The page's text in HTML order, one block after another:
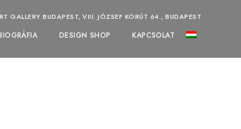
GALLERY BUDAPEST, VIII. JÓZSEF KÖRÚT 64., BUDAPEST
DESIGN SHOP KAPCSOLAT